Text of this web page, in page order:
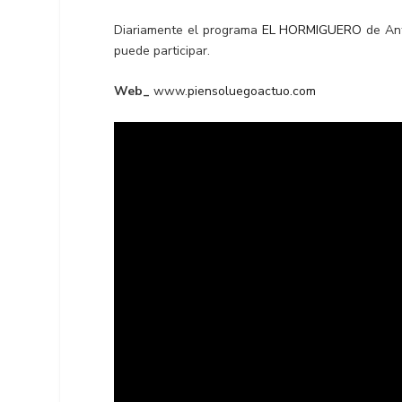
Diariamente el programa EL HORMIGUERO de
puede participar.
Web_ www.piensoluegoactuo.com